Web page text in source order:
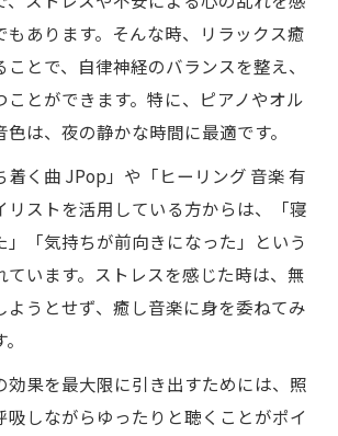
もあります。そんな時、リラックス癒
とで、自律神経のバランスを整え、
ことができます。特に、ピアノやオル
は、夜の静かな時間に最適です。
着く曲 JPop」や「ヒーリング 音楽 有
リストを活用している方からは、「寝
」「気持ちが前向きになった」という
ています。ストレスを感じた時は、無
ようとせず、癒し音楽に身を委ねてみ
効果を最大限に引き出すためには、照
吸しながらゆったりと聴くことがポイ